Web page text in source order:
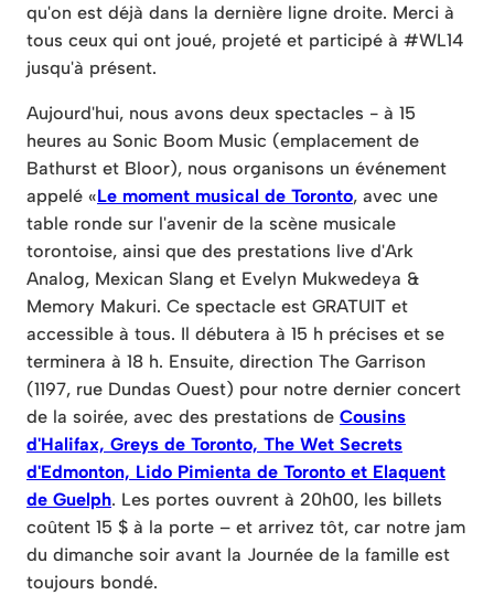
qu'on est déjà dans la dernière ligne droite. Merci à
tous ceux qui ont joué, projeté et participé à #WL14
jusqu'à présent.
Aujourd'hui, nous avons deux spectacles - à 15
heures au Sonic Boom Music (emplacement de
Bathurst et Bloor), nous organisons un événement
appelé «Le moment musical de Toronto, avec une
table ronde sur l'avenir de la scène musicale
torontoise, ainsi que des prestations live d'Ark
Analog, Mexican Slang et Evelyn Mukwedeya &
Memory Makuri. Ce spectacle est GRATUIT et
accessible à tous. Il débutera à 15 h précises et se
terminera à 18 h. Ensuite, direction The Garrison
(1197, rue Dundas Ouest) pour notre dernier concert
de la soirée, avec des prestations de Cousins
d'Halifax, Greys de Toronto, The Wet Secrets
d'Edmonton, Lido Pimienta de Toronto et Elaquent
de Guelph. Les portes ouvrent à 20h00, les billets
coûtent 15 $ à la porte – et arrivez tôt, car notre jam
du dimanche soir avant la Journée de la famille est
toujours bondé.